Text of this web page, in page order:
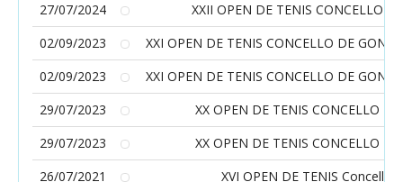
27/07/2024
XXII OPEN DE TENIS CONCELLO
02/09/2023
XXI OPEN DE TENIS CONCELLO DE
02/09/2023
XXI OPEN DE TENIS CONCELLO DE
29/07/2023
XX OPEN DE TENIS CONCELLO
29/07/2023
XX OPEN DE TENIS CONCELLO
26/07/2021
XVI OPEN DE TENIS